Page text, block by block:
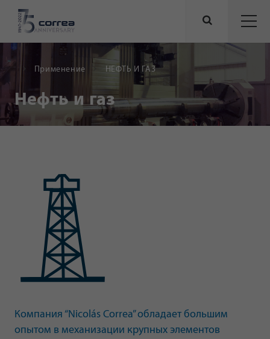
Применение НЕФТЬ И ГАЗ
Нефть и газ
Компания “Nicolás Correa” обладает большим
опытом в механизации крупных элементов